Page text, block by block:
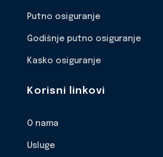
Putno osiguranje
Godišnje putno osiguranje
Kasko osiguranje
Korisni linkovi
O nama
Usluge